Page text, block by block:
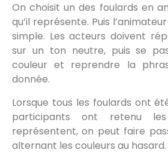
On choisit un des foulards en
qu’il représente. Puis
simple. Les acteurs doivent
sur un ton neutre, puis se
couleur et reprendre la
donnée.
Lorsque tous les foulards ont
participants ont retenu les
représentent, on peut faire
alternant les couleurs au hasard.